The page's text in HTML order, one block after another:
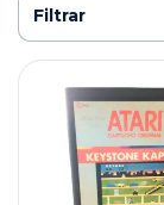
Filtrar